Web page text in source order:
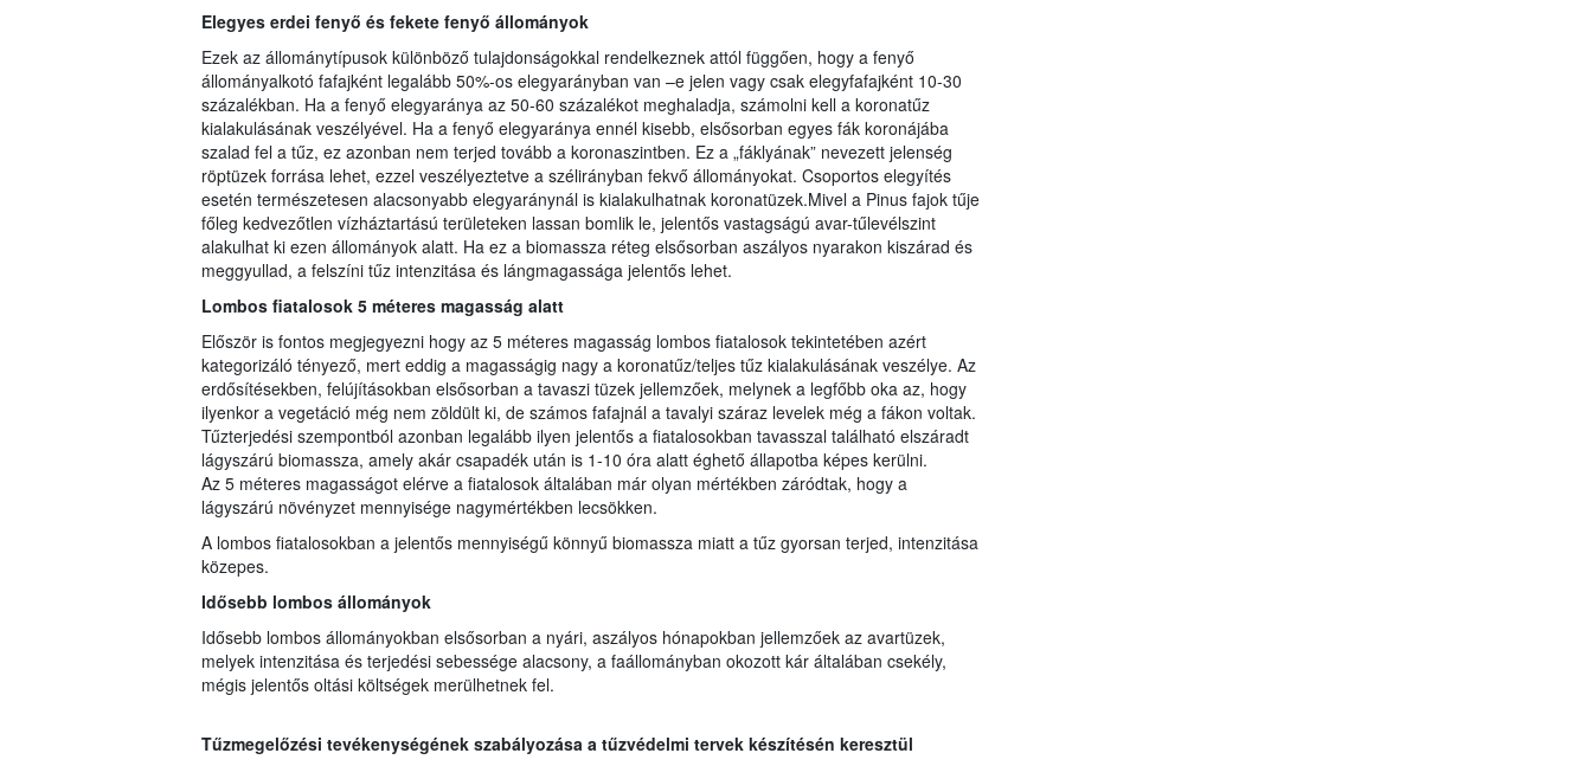
Elegyes erdei fenyő és fekete fenyő állományok
Ezek az állománytípusok különböző tulajdonságokkal rendelkeznek attól függően, hogy a fenyő
állományalkotó fafajként legalább 50%-os elegyarányban van –e jelen vagy csak elegyfafajként 10-30
százalékban. Ha a fenyő elegyaránya az 50-60 százalékot meghaladja, számolni kell a koronatűz
kialakulásának veszélyével. Ha a fenyő elegyaránya ennél kisebb, elsősorban egyes fák koronájába
szalad fel a tűz, ez azonban nem terjed tovább a koronaszintben. Ez a „fáklyának” nevezett jelenség
röptüzek forrása lehet, ezzel veszélyeztetve a szélirányban fekvő állományokat. Csoportos elegyítés
esetén természetesen alacsonyabb elegyaránynál is kialakulhatnak koronatüzek.Mivel a Pinus fajok tűje
főleg kedvezőtlen vízháztartású területeken lassan bomlik le, jelentős vastagságú avar-tűlevélszint
alakulhat ki ezen állományok alatt. Ha ez a biomassza réteg elsősorban aszályos nyarakon kiszárad és
meggyullad, a felszíni tűz intenzitása és lángmagassága jelentős lehet.
Lombos fiatalosok 5 méteres magasság alatt
Először is fontos megjegyezni hogy az 5 méteres magasság lombos fiatalosok tekintetében azért
kategorizáló tényező, mert eddig a magasságig nagy a koronatűz/teljes tűz kialakulásának veszélye. Az
erdősítésekben, felújításokban elsősorban a tavaszi tüzek jellemzőek, melynek a legfőbb oka az, hogy
ilyenkor a vegetáció még nem zöldült ki, de számos fafajnál a tavalyi száraz levelek még a fákon voltak.
Tűzterjedési szempontból azonban legalább ilyen jelentős a fiatalosokban tavasszal található elszáradt
lágyszárú biomassza, amely akár csapadék után is 1-10 óra alatt éghető állapotba képes kerülni.
Az 5 méteres magasságot elérve a fiatalosok általában már olyan mértékben záródtak, hogy a
lágyszárú növényzet mennyisége nagymértékben lecsökken.
A lombos fiatalosokban a jelentős mennyiségű könnyű biomassza miatt a tűz gyorsan terjed, intenzitása
közepes.
Idősebb lombos állományok
Idősebb lombos állományokban elsősorban a nyári, aszályos hónapokban jellemzőek az avartüzek,
melyek intenzitása és terjedési sebessége alacsony, a faállományban okozott kár általában csekély,
mégis jelentős oltási költségek merülhetnek fel.
Tűzmegelőzési tevékenységének szabályozása a tűzvédelmi tervek készítésén keresztül